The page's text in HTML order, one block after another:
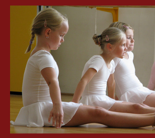
Ballett für Erwachsene / Jugendliche
Kreative Früherziehung / Kinderballett
Modern / Jazz / Contemporary
Steptanz
Urban Dance